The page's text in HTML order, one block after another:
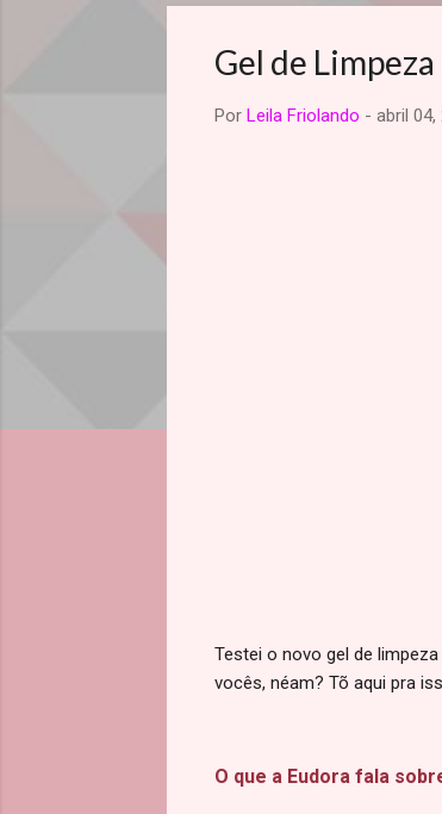
Gel de
Por Leila Friolando - abril 04,
Testei o novo gel de
vocês, néam? Tõ aqui pra
O que a Eudora fala